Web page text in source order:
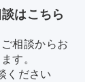
はこちら
相談からお
す。
ください